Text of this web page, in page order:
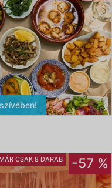
MÁR CSAK 8 DARAB -57 %